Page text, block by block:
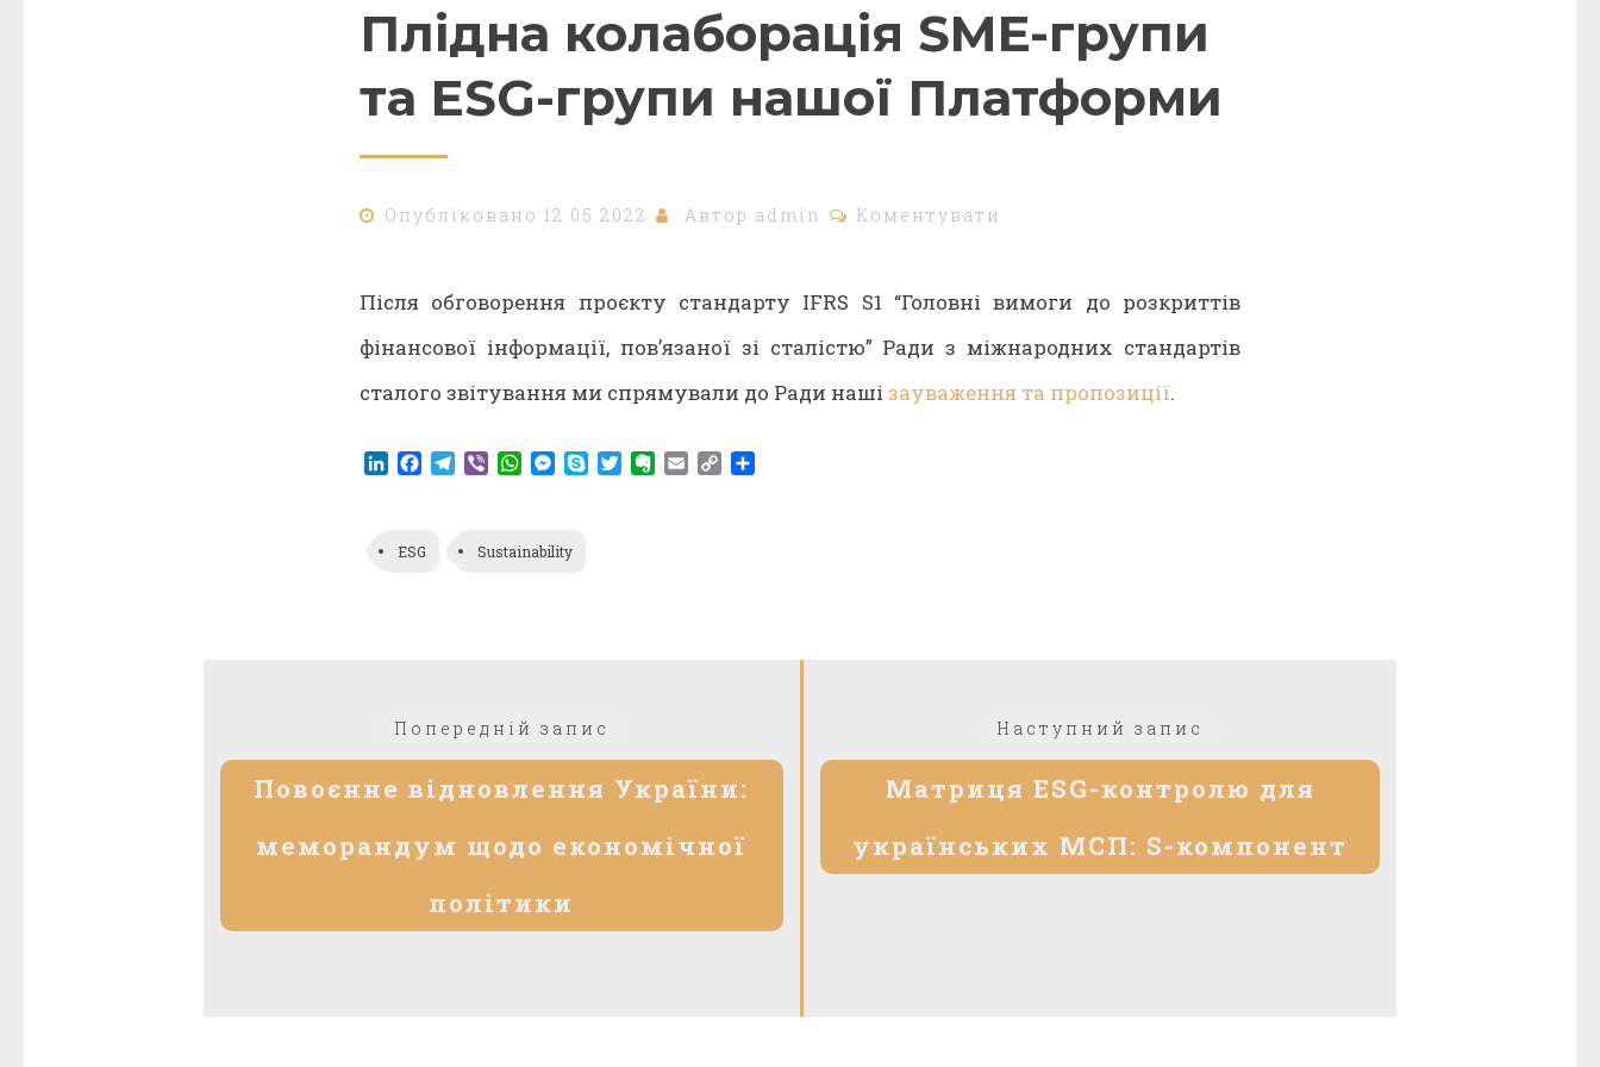
Плідна колаборація SME-групи
та ESG-групи нашої Платформи
Опубліковано 12.05.2022 Автор admin Коментувати
Після обговорення проєкту стандарту IFRS S1 “Головні вимоги до розкриттів
фінансової інформації, пов’язаної зі сталістю” Ради з міжнародних стандартів
сталого звітування ми спрямували до Ради наші зауваження та пропозиції.
LinkedIn
Facebook
Telegram
ViberWhatsApp
Messenger
SkypeTwitterEvernote
EmailCopy
ESG Sustainability
Попередній запис
Повоєнне відновлення України:
меморандум щодо економічної
політики
Наступний запис
запис:
Матриця ESG-контролю для
українських МСП: S-компонент